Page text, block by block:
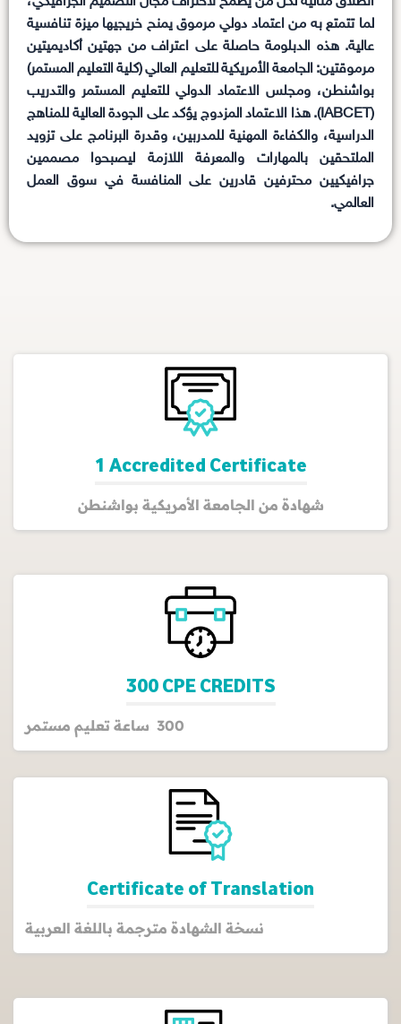
لما تتمتع به من اعتماد دولي مرموق يمنح خريجيها ميزة تنافسية
عالية. هذه الدبلومة حاصلة على اعتراف من جهتين أكاديميتين
مرموقتين: الجامعة الأمريكية للتعليم العالي (كلية التعليم المستمر)
بواشنطن، ومجلس الاعتماد الدولي للتعليم المستمر والتدريب
(IABCET). هذا الاعتماد المزدوج يؤكد على الجودة العالية للمناهج
الدراسية، والكفاءة المهنية للمدربين، وقدرة البرنامج على تزويد
الملتحقين بالمهارات والمعرفة اللازمة ليصبحوا مصممين
جرافيكيين محترفين قادرين على المنافسة في سوق العمل
العالمي.
1 Accredited Certificate
شهادة من الجامعة الأمريكية بواشنطن
300 CPE CREDITS
Certificate of Translation
نسخة الشهادة مترجمة باللغة العربية